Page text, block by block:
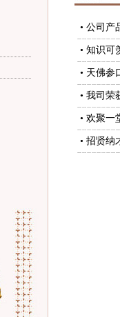
• 公司产
• 知识
• 天佛参
• 我司荣
• 欢聚
• 招贤